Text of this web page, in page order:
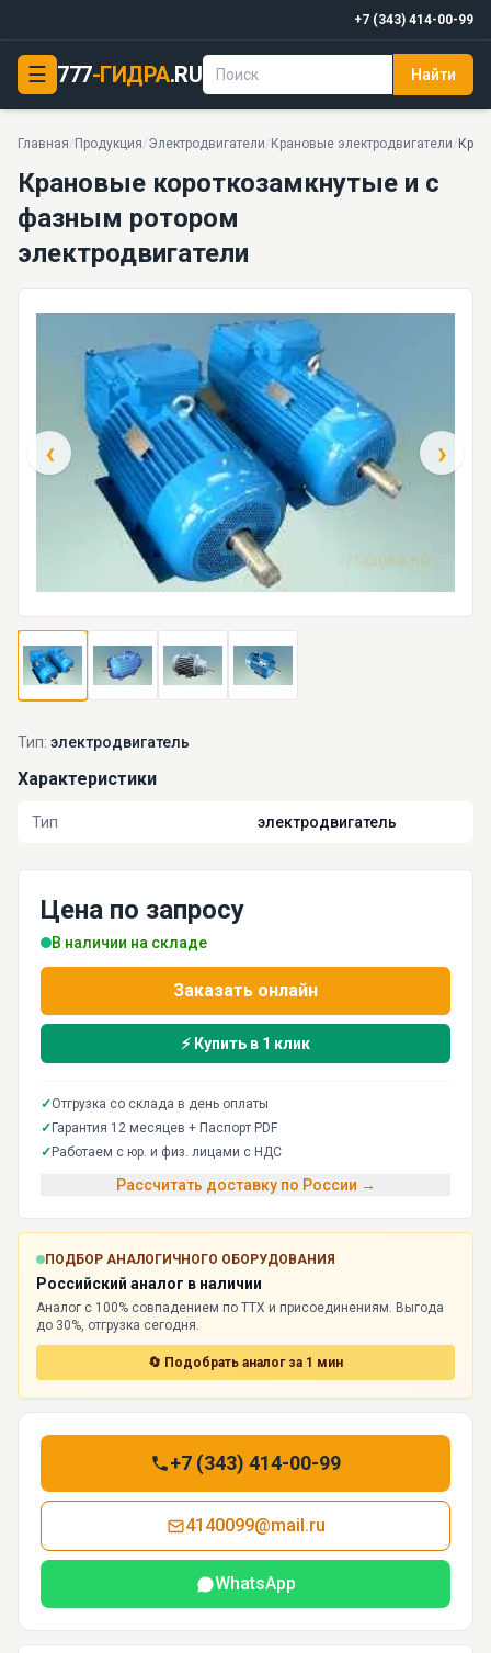
+7 (343) 414-00-99
☰ 777-ГИДРА.RU Найти
Главная/ Продукция/Электродвигатели/ Крановые электродвигатели/
Крановые короткозамкнутые и с фазным ротором электродвигатели
4 моделей серии
Крановые короткозамкнутые и с
фазным ротором
электродвигатели
‹ ›
Тип: электродвигатель
Характеристики
Тип электродвигатель
Цена по запросу
В наличии на складе
Заказать онлайн
⚡ Купить в 1 клик
✓Отгрузка со склада в день оплаты
✓ Гарантия 12 месяцев + Паспорт PDF
✓ Работаем с юр. и физ. лицами с НДС
Рассчитать доставку по России →
ПОДБОР АНАЛОГИЧНОГО ОБОРУДОВАНИЯ
Российский аналог в наличии
Аналог с 100% совпадением по ТТХ и присоединениям. Выгода
до 30%, отгрузка сегодня.
🔄 Подобрать аналог за 1 мин
+7 (343) 414-00-99
4140099@mail.ru
WhatsApp